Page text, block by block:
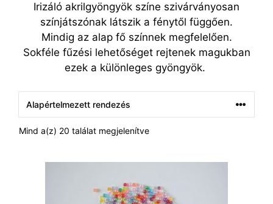
Irizáló akrilgyöngyök színe szivárványosan
színjátszónak látszik a fénytől függően.
Mindig az alap fő színnek megfelelően.
Sokféle fűzési lehetőséget rejtenek magukban
ezek a különleges gyöngyök.
Mind a(z) 20 találat megjelenítve